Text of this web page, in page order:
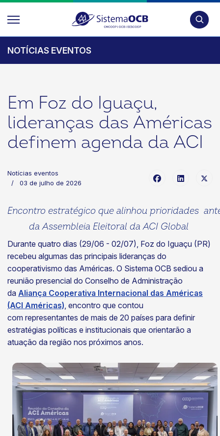
NOTÍCIAS EVENTOS
Em Foz do Iguaçu,
lideranças das Américas
definem agenda da ACI
Notícias eventos
03 de julho de 2026
Encontro estratégico que alinhou prioridades
da Assembleia Eleitoral da ACI Global
Durante quatro dias (29/06 - 02/07), Foz do Iguaçu (PR)
recebeu algumas das principais lideranças do
cooperativismo das Américas. O Sistema OCB sediou a
reunião presencial do Conselho de Administração
da Aliança Cooperativa Internacional das Américas
(ACI Américas), encontro que contou
com representantes de mais de 20 países para definir
estratégias políticas e institucionais que orientarão a
atuação da região nos próximos anos.